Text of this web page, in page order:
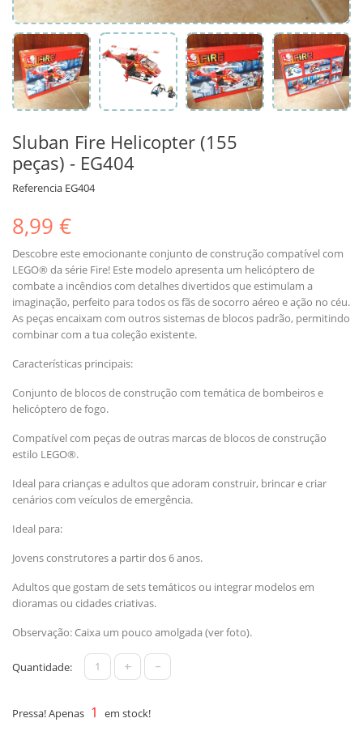
Sluban Fire Helicopter (155
peças) - EG404
Referencia EG404
8,99 €
Descobre este emocionante conjunto de construção compatível com
LEGO® da série Fire! Este modelo apresenta um helicóptero de
combate a incêndios com detalhes divertidos que estimulam a
imaginação, perfeito para todos os fãs de socorro aéreo e ação no céu.
As peças encaixam com outros sistemas de blocos padrão, permitindo
combinar com a tua coleção existente.
Características principais:
Conjunto de blocos de construção com temática de bombeiros e
helicóptero de fogo.
Compatível com peças de outras marcas de blocos de construção
estilo LEGO®.
Ideal para crianças e adultos que adoram construir, brincar e criar
cenários com veículos de emergência.
Ideal para:
Jovens construtores a partir dos 6 anos.
Adultos que gostam de sets temáticos ou integrar modelos em
dioramas ou cidades criativas.
Observação: Caixa um pouco amolgada (ver foto).
Quantidade: + -
Pressa! Apenas 1 em stock!